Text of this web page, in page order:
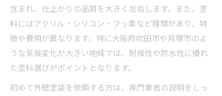
含まれ、仕上がりの品質を大きく左右します。また、塗
料にはアクリル・シリコン・フッ素など種類があり、特
徴や費用が異なります。特に大阪府吹田市や貝塚市のよ
うな気候変化が大きい地域では、耐候性や防水性に優れ
た塗料選びがポイントとなります。
初めて外壁塗装を依頼する方は、専門業者の説明をしっ